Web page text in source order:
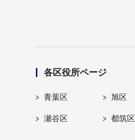
各区役所ページ
青葉区 旭区
瀬谷区 都筑区